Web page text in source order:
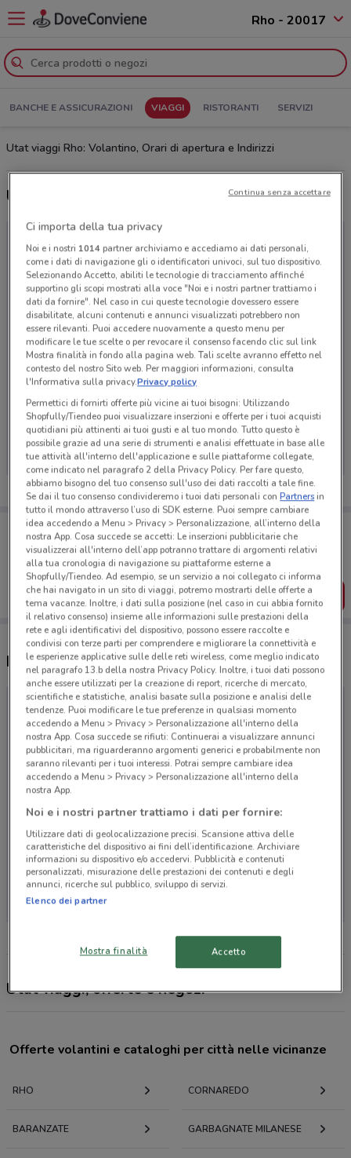
Rho - 20017
BANCHE E ASSICURAZIONI VIAGGI RISTORANTI SERVIZI
Utat viaggi Rho: Volantino, Orari di apertura e Indirizzi
Ultime offerte del volantino Utat viaggi
Ci dispiace, al momento non abbiamo pubblicato
volantini nella tua zona. Riprova più tardi.
Porta DoveConviene sempre con te!
Puoi trovare le migliori offerte dei negozi vicino a te,
salvarle e creare la tua lista del risparmio, comodamente
dal tuo cellulare.
SCARICA L’APP
Negozi Utat viaggi a Rho
Non ci sono negozi nelle vicinanze
Utat viaggi, offerte e negozi
Offerte volantini e cataloghi per città nelle vicinanze
RHO CORNAREDO
BARANZATE GARBAGNATE MILANESE
Ci importa della tua privacy
Noi e i nostri 1014partner archiviamo e accediamo ai dati personali,
come i dati di navigazione gli o identificatori univoci, sul tuo dispositivo.
Selezionando Accetto, abiliti le tecnologie di tracciamento affinché
supportino gli scopi mostrati alla voce "Noi e i nostri partner trattiamo i
dati da fornire". Nel caso in cui queste tecnologie dovessero essere
disabilitate, alcuni contenuti e annunci visualizzati potrebbero non
essere rilevanti. Puoi accedere nuovamente a questo menu per
modificare le tue scelte o per revocare il consenso facendo clic sul link
Mostra finalità in fondo alla pagina web. Tali scelte avranno effetto nel
contesto del nostro Sito web. Per maggiori informazioni, consulta
l'Informativa sulla privacy.Privacy policy
Permettici di fornirti offerte più vicine ai tuoi bisogni: Utilizzando
Shopfully/Tiendeo puoi visualizzare inserzioni e offerte per i tuoi acquisti
quotidiani più attinenti ai tuoi gusti e al tuo mondo. Tutto questo è
possibile grazie ad una serie di strumenti e analisi effettuate in base alle
tue attività all'interno dell'applicazione e sulle piattaforme collegate,
come indicato nel paragrafo 2 della Privacy Policy. Per fare questo,
abbiamo bisogno del tuo consenso sull'uso dei dati raccolti a tale fine.
Se dai il tuo consenso condivideremo i tuoi dati personali conPartnersin
tutto il mondo attraverso l’uso di SDK esterne. Puoi sempre cambiare
idea accedendo a Menu > Privacy > Personalizzazione, all’interno della
nostra App. Cosa succede se accetti: Le inserzioni pubblicitarie che
visualizzerai all'interno dell’app potranno trattare di argomenti relativi
alla tua cronologia di navigazione su piattaforme esterne a
Shopfully/Tiendeo. Ad esempio, se un servizio a noi collegato ci informa
che hai navigato in un sito di viaggi, potremo mostrarti delle offerte a
tema vacanze. Inoltre, i dati sulla posizione (nel caso in cui abbia fornito
il relativo consenso) insieme alle informazioni sulle prestazioni della
rete e agli identificativi del dispositivo, possono essere raccolte e
condivisi con terze parti per comprendere e migliorare la connettività e
le esperienze applicative sulle delle reti wireless, come meglio indicato
nel paragrafo 13.b della nostra Privacy Policy. Inoltre, i tuoi dati possono
anche essere utilizzati per la creazione di report, ricerche di mercato,
scientifiche e statistiche, analisi basate sulla posizione e analisi delle
tendenze. Puoi modificare le tue preferenze in qualsiasi momento
accedendo a Menu > Privacy > Personalizzazione all'interno della
nostra App. Cosa succede se rifiuti: Continuerai a visualizzare annunci
pubblicitari, ma riguarderanno argomenti generici e probabilmente non
saranno rilevanti per i tuoi interessi. Potrai sempre cambiare idea
accedendo a Menu > Privacy > Personalizzazione all'interno della
nostra App.
Noi e i nostri partner trattiamo i dati per fornire:
Utilizzare dati di geolocalizzazione precisi. Scansione attiva delle
caratteristiche del dispositivo ai fini dell’identificazione. Archiviare
informazioni su dispositivo e/o accedervi. Pubblicità e contenuti
personalizzati, misurazione delle prestazioni dei contenuti e degli
annunci, ricerche sul pubblico, sviluppo di servizi.
Elenco dei partner
Mostra finalità Accetto
Continua senza accettare